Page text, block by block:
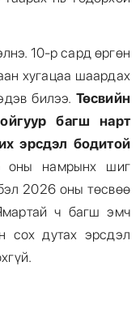
10-р сард өргөн
хугацаа шаардах
билээ. Төсвийн
багш нарт
эрсдэл бодитой
оны намрынх шиг
2026 оны төсвөө
ч багш эмч
сох дутах эрсдэл